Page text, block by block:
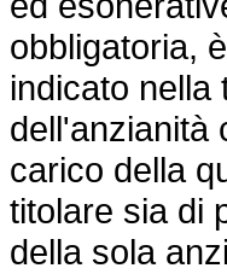
obbligatoria,
indicato nella
dell'anzianità
carico della
titolare sia di
della sola